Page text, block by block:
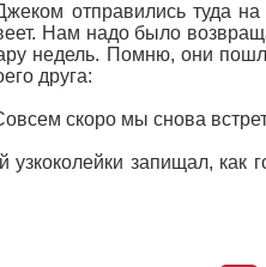
отправились туда
Нам надо было
недель. Помню, они
друга:
скоро мы снова
узкоколейки запищал, как